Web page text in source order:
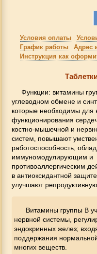
Условия оплаты
График работы
Адрес
Инструкция как
Функции: витамины
углеводном обмене и
которые необходимы для
функционирования
костно-мышечной и
систем, повышают
работоспособность,
иммуномодулирующим и
противоаллергическим
в антиоксидантной
улучшают
Витамины группы В
нервной системы,
эндокринных желез;
поддержания
многих веществ.